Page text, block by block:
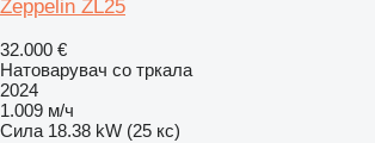
Zeppelin ZL25
32.000 €
Натоварувач со тркала
2024
1.009 м/ч
Сила 18.38 kW (25 кс)